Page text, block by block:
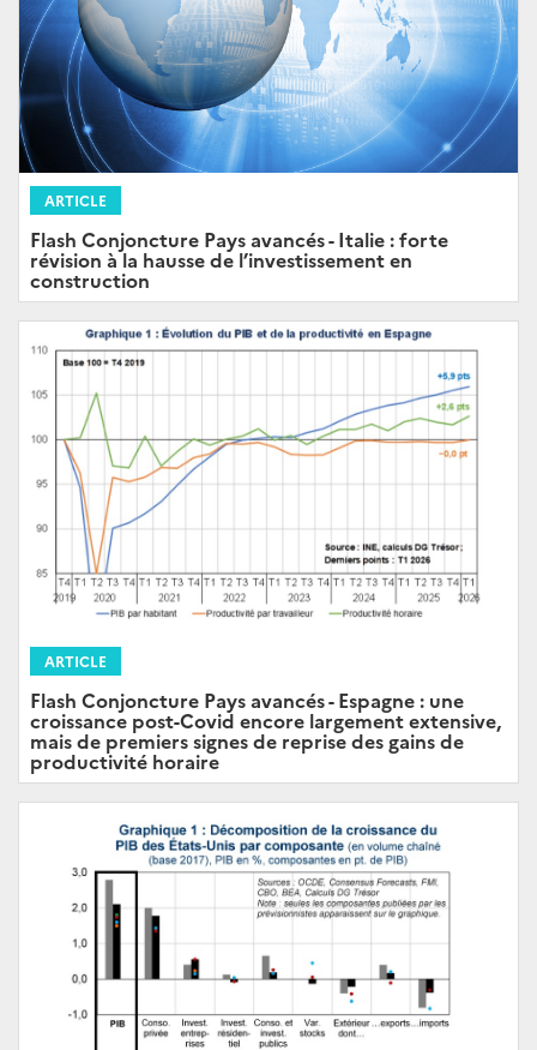
ARTICLE
Flash Conjoncture Pays avancés - Italie : forte
révision à la hausse de l’investissement en
construction
ARTICLE
Flash Conjoncture Pays avancés - Espagne : une
croissance post-Covid encore largement extensive,
mais de premiers signes de reprise des gains de
productivité horaire